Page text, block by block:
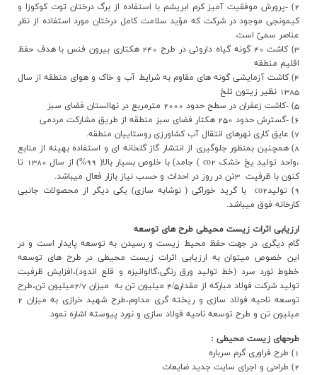
2) -پرورش موفقيت آميز کرم ابريشم با استفاده از برگ درختان توت کوکوزا و
کيمونجي موجود در شرکت که مؤيد سلامت کامل درختان مورد استفاده از نظر
عناصر سميّ است.
3) کاشت 40 گونه گياه داروئي در طرح 240 هکتاري بيرون فنس با هدف حفظ
اقليم منطقه
4) کاشت آزمايشي گونه هاي مقاوم به شرايط آب و خاک و هواي منطقه از سال
1385 نظير زيتون تلخ
5) -کاشت زعفران در سطح حدود 2000 مترمربع در نهالستان فضاي سبز
6) -گسترش حدود 250 هکتار فضاي سبز منطقه از طريق مشارکت مردمي
7) عايق کاري نهرهاي انتقال آب کشاورزي روستاييان منطقه.
8) همچنین بمنظور جلوگيري از انتشار گاز گلخانه اي و استفاده بهينه از منابع
،واحد توليد يخ خشک co2 ) جامد) با خلوص بسيار بالا( 99%) از سال 1380 تا
کنون با ظرفيت 3تن در روز در احداث و حسب نياز بازار فعال ميباشد.
9) توليدco2 با گريد خوراکي ( نوشابه سازي) يکي ديگر از محصولات جانبي
کارخانه فوق ميباشد.
ارزيابي اثرات زيست محيطي طرح هاي توسعه
گام ديگري در جهت حفظ محيط زيست و رسيدن به توسعه پايدار است و در
این خصوص میتوان به ارزیابی اثرات زیست محیطی در طرح های توسعه
خطوط نورد سرد (خط توليد ورق رنگي،گالوانيزه و قلع اندود)،افزايش ظرفيت
توليد شركت فولاد مباركه از مقدار4/5 ميليون تن به ميزان 2/7ميليون تن،طرح
توسعه ناحيه فولاد سازي و ريخته گري مداوم،طرح شهيد خرازي به ميزان 2
ميليون تن و طرح توسعه ناحیه فولاد سازی و نورد پیوسته اشاره نمود.
طرحهاي زيست محيطي :
1) طرح فراوري گرم سرباره
2) طراحي و اجراي سايت جديد ضايعات